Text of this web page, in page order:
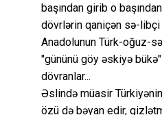
başından girib o
dövrlərin qaniçən sə-
Anadolunun Türk-oğuz-
"gününü göy əskiyə
dövranlar...
Əslində müasir
özü də bəyan edir,